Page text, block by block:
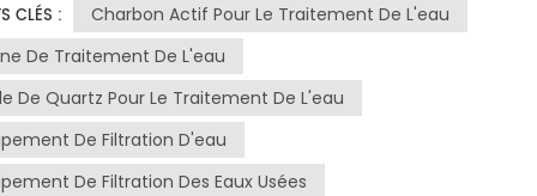
ainsi propre à divers usages. Avec le temps, les matériaux
utilisés (comme le sable de quartz, le charbon actif et les
échangeuses d'ions) se saturent et perdent de leur
Il est donc essentiel de les remplacer régulièrement
les performances du système de traitement d'eau. Cet
explique en détail comment remplacer le sable de quartz, le
CLÉS :
Charbon Actif Pour Le Traitement De L'eau
De Traitement De L'eau
De Quartz Pour Le Traitement De L'eau
De Filtration D'eau
De Filtration Des Eaux Usées